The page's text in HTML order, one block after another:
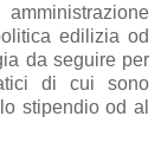
edilizia od
da seguire per
di cui sono
stipendio od al